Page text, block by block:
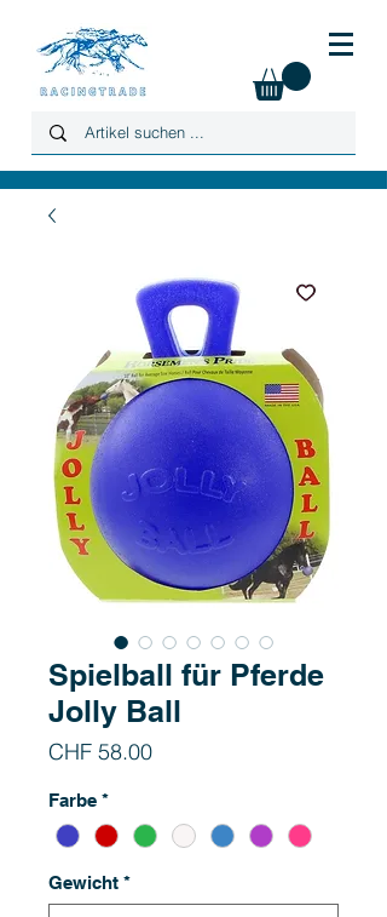
Spielball für Pferde
Jolly Ball
CHF 58.00Preis
Farbe *
Gewicht *